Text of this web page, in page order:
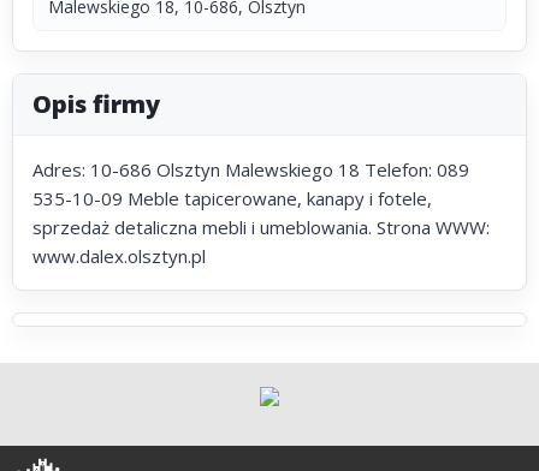
Malewskiego 18, 10-686, Olsztyn
Opis firmy
Adres: 10-686 Olsztyn Malewskiego 18 Telefon: 089
535-10-09 Meble tapicerowane, kanapy i fotele,
sprzedaż detaliczna mebli i umeblowania. Strona WWW:
www.dalex.olsztyn.pl